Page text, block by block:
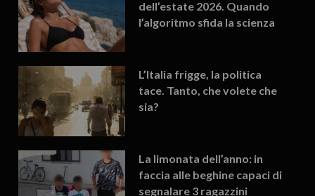
dell’estate 2026. Quando
l’algoritmo sfida la scienza
L’Italia frigge, la politica
tace. Tanto, che volete che
sia?
La limonata dell’anno: in
faccia alle beghine capaci di
segnalare 3 ragazzini